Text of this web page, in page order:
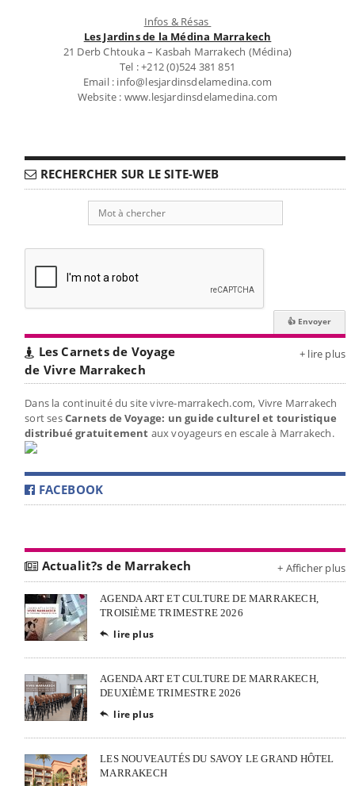
Infos & Résas
Les Jardins de la Médina Marrakech
21 Derb Chtouka – Kasbah Marrakech (Médina)
Tel : +212 (0)524 381 851
Email : info@lesjardinsdelamedina.com
Website : www.lesjardinsdelamedina.com
RECHERCHER SUR LE SITE-WEB
Les Carnets de Voyage
de Vivre Marrakech
+ lire plus
Dans la continuité du site vivre-marrakech.com, Vivre Marrakech
sort sesCarnets de Voyage: un guide culturel et touristique
distribué gratuitement aux voyageurs en escale à Marrakech.
FACEBOOK
Actualit?s de Marrakech + Afficher plus
AGENDA ART ET CULTURE DE MARRAKECH,
TROISIÈME TRIMESTRE 2026
 lire plus
AGENDA ART ET CULTURE DE MARRAKECH,
DEUXIÈME TRIMESTRE 2026
 lire plus
LES NOUVEAUTÉS DU SAVOY LE GRAND HÔTEL
MARRAKECH